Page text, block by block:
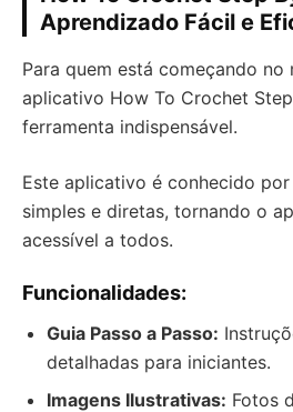
Aprendizado Fácil e
Para quem está começando
aplicativo How To Crochet
ferramenta indispensável.
Este aplicativo é conhecido
simples e diretas, tornando o
acessível a todos.
Funcionalidades:
Guia Passo a Passo:
detalhadas para iniciantes.
Imagens Ilustrativas: Fotos